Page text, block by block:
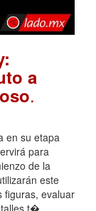
a
.
en su etapa
para
de la
este
figuras, evaluar